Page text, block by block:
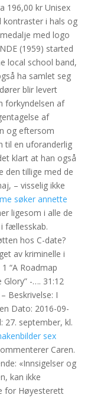
196,00 kr Unisex
kontraster i hals og
med logo
(1959) started
local school band,
ha samlet seg
blir levert
forkyndelsen af
af
og eftersom
til en uforanderlig
klart at han også
den tillige med de
– visselig ikke
søker annette
ligesom i alle de
fællesskab.
hos C-date?
av kriminelle i
“A Roadmap
-…. 31:12
Beskrivelse: I
Dato: 2016-09-
27. september, kl.
sex
Caren.
«Innsigelser og
kan ikke
for Høyesterett